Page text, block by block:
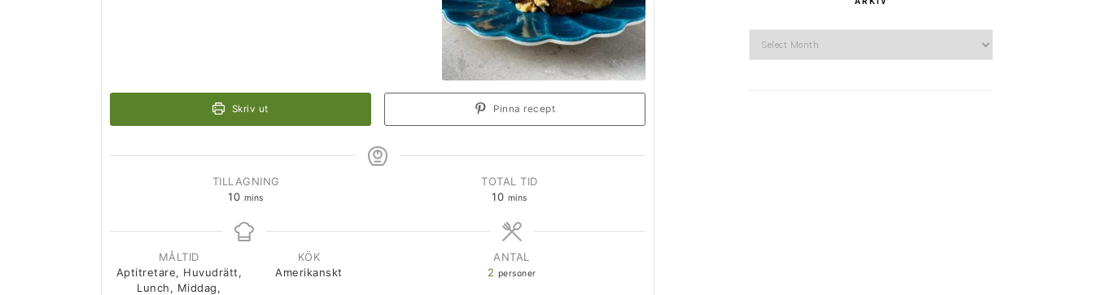
Skriv ut Pinna recept
TILLAGNING
10 mins
TOTAL TID
10 mins
MÅLTID
Aptitretare, Huvudrätt,
Lunch, Middag,
KÖK
Amerikanskt
ANTAL
2 personer